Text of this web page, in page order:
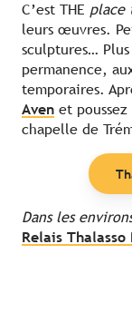
C’est THE place
leurs œuvres.
sculptures…
permanence,
temporaires.
Aven et
chapelle de
Dans les
Relais Thalasso